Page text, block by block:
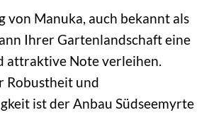
von Manuka, auch bekannt als
Ihrer Gartenlandschaft eine
attraktive Note verleihen.
Robustheit und
ist der Anbau Südseemyrte